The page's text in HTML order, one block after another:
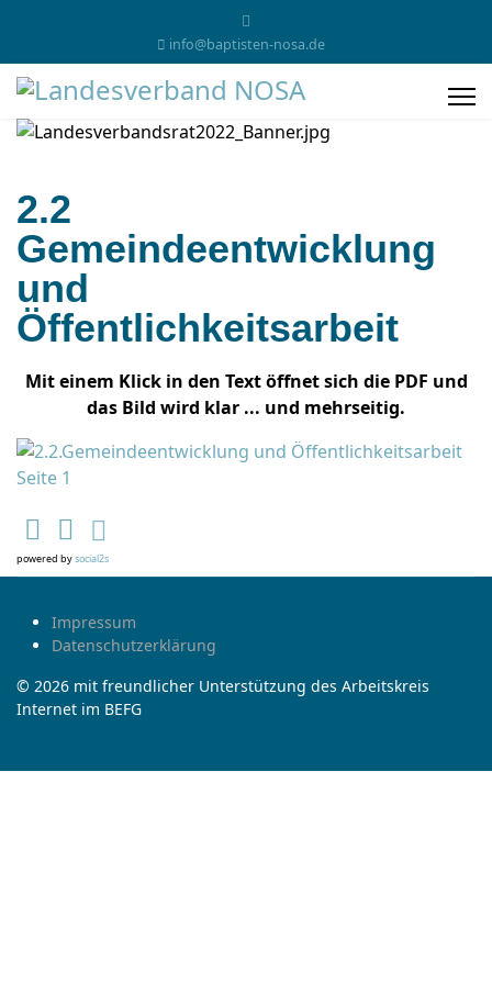
info@baptisten-nosa.de
2.2
Gemeindeentwicklung
und
Öffentlichkeitsarbeit
Mit einem Klick in den Text öffnet sich die PDF und
das Bild wird klar ... und mehrseitig.
powered bysocial2s
Impressum
Datenschutzerklärung
© 2026 mit freundlicher Unterstützung des Arbeitskreis
Internet im BEFG